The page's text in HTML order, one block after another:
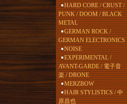
HARD CORE / CRUST /
PUNK / DOOM / BLACK
METAL
GERMAN ROCK /
GERMAN ELECTRONICS
NOISE
EXPERIMENTAL /
AVANT-GARDE / 電子音
楽 / DRONE
MERZBOW
HAIR STYLISTICS / 中
原昌也